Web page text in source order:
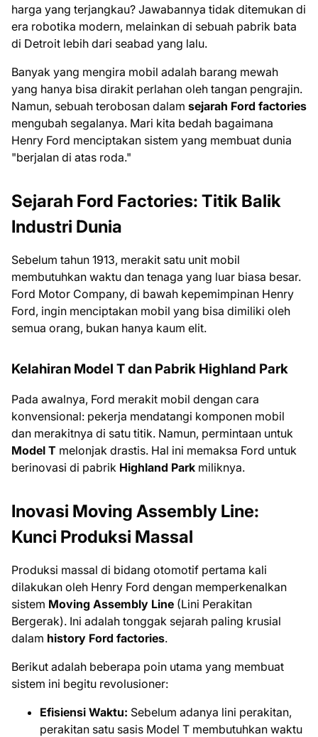
harga yang terjangkau? Jawabannya tidak ditemukan di
era robotika modern, melainkan di sebuah pabrik bata
di Detroit lebih dari seabad yang lalu.
Banyak yang mengira mobil adalah barang mewah
yang hanya bisa dirakit perlahan oleh tangan pengrajin.
Namun, sebuah terobosan dalam sejarah Ford factories
mengubah segalanya. Mari kita bedah bagaimana
Henry Ford menciptakan sistem yang membuat dunia
"berjalan di atas roda."
Sejarah Ford Factories: Titik Balik
Industri Dunia
Sebelum tahun 1913, merakit satu unit mobil
membutuhkan waktu dan tenaga yang luar biasa besar.
Ford Motor Company, di bawah kepemimpinan Henry
Ford, ingin menciptakan mobil yang bisa dimiliki oleh
semua orang, bukan hanya kaum elit.
Kelahiran Model T dan Pabrik Highland Park
Pada awalnya, Ford merakit mobil dengan cara
konvensional: pekerja mendatangi komponen mobil
dan merakitnya di satu titik. Namun, permintaan untuk
Model T melonjak drastis. Hal ini memaksa Ford untuk
berinovasi di pabrik Highland Park miliknya.
Inovasi Moving Assembly Line:
Kunci Produksi Massal
Produksi massal di bidang otomotif pertama kali
dilakukan oleh Henry Ford dengan memperkenalkan
sistem Moving Assembly Line (Lini Perakitan
Bergerak). Ini adalah tonggak sejarah paling krusial
dalam history Ford factories.
Berikut adalah beberapa poin utama yang membuat
sistem ini begitu revolusioner:
Efisiensi Waktu: Sebelum adanya lini perakitan,
perakitan satu sasis Model T membutuhkan waktu